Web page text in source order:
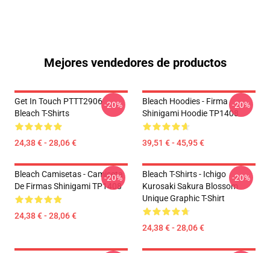
Mejores vendedores de productos
Get In Touch PTTT2906
Bleach T-Shirts
24,38 € - 28,06 €
-20%
Bleach Hoodies - Firma
Shinigami Hoodie TP1408
39,51 € - 45,95 €
-20%
Bleach Camisetas - Camiseta
De Firmas Shinigami TP1408
24,38 € - 28,06 €
-20%
Bleach T-Shirts - Ichigo
Kurosaki Sakura Blossom
Unique Graphic T-Shirt
24,38 € - 28,06 €
-20%